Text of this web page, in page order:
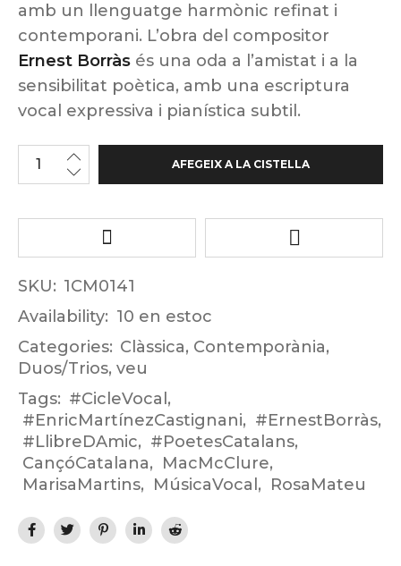
amb un llenguatge harmònic refinat i
contemporani. L’obra del compositor
Ernest Borràs és una oda a l’amistat i a la
sensibilitat poètica, amb una escriptura
vocal expressiva i pianística subtil.
AFEGEIX A LA CISTELLA
SKU: 1CM0141
Availability: 10 en estoc
Categories: Clàssica, Contemporània,
Duos/Trios, veu
Tags: #CicleVocal ,
#EnricMartínezCastignani, #ErnestBorràs,
#LlibreDAmic, #PoetesCatalans,
CançóCatalana, MacMcClure,
MarisaMartins, MúsicaVocal , RosaMateu